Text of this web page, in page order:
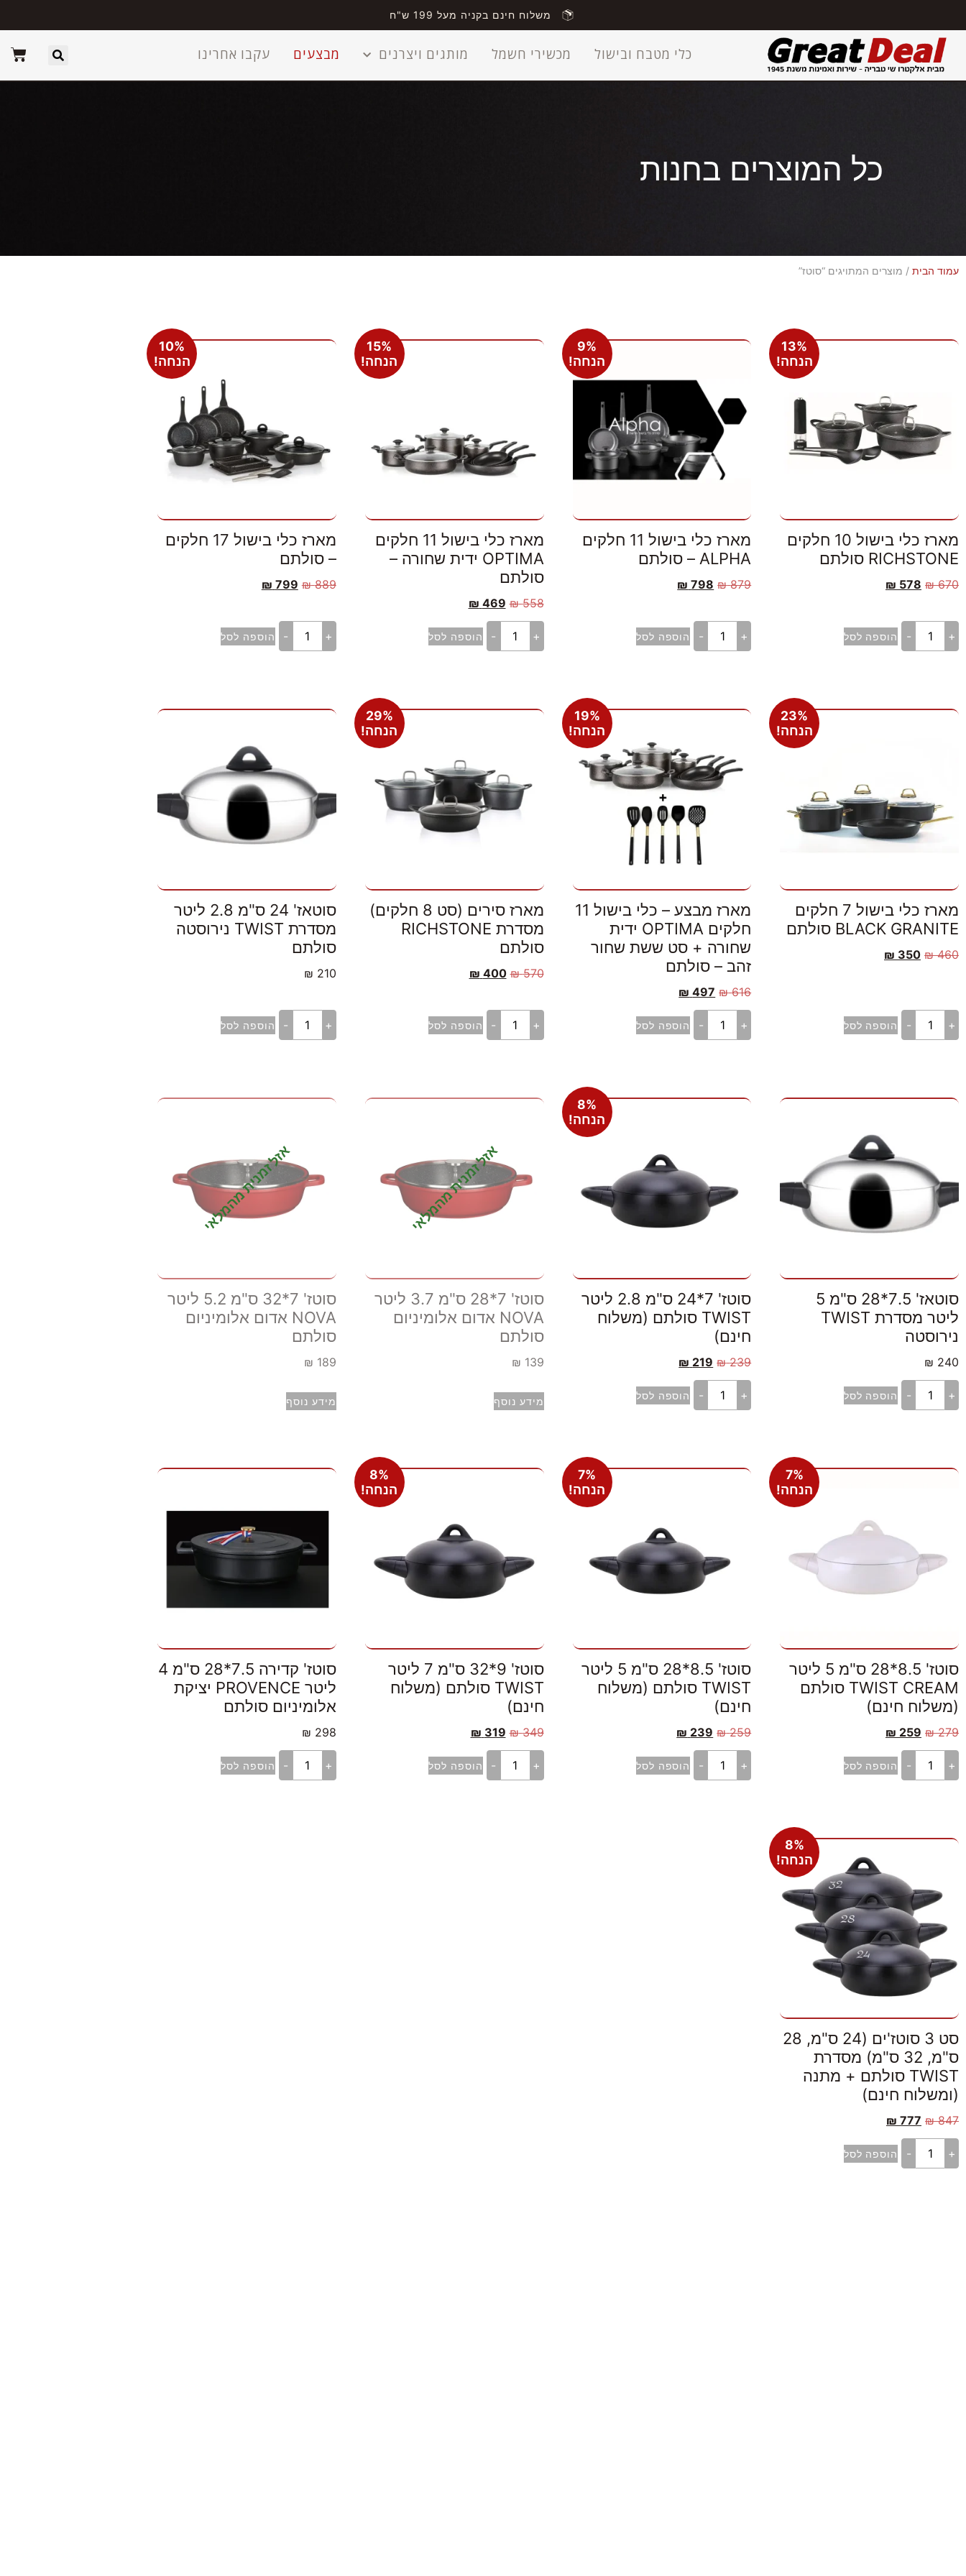
משלוח חינם בקניה מעל 199 ש"ח
כלי מטבח ובישול מכשירי חשמל מותגים ויצרנים מבצעים עקבו אחרינו
כל המוצרים בחנות
עמוד הבית / מוצרים המתויגים “סוטז”
13%
הנחה!
מארז כלי בישול 10 חלקים
RICHSTONE סולתם
670
₪
578
₪
+
- הוספה לסל
9%
הנחה!
מארז כלי בישול 11 חלקים
ALPHA – סולתם
879
₪
798
₪
+
- הוספה לסל
15%
הנחה!
מארז כלי בישול 11 חלקים
OPTIMA ידית שחורה –
סולתם
558
₪
469
₪
+
- הוספה לסל
10%
הנחה!
מארז כלי בישול 17 חלקים
– סולתם
889
₪
799
₪
+
- הוספה לסל
23%
הנחה!
מארז כלי בישול 7 חלקים
BLACK GRANITE סולתם
460
₪
350
₪
+
- הוספה לסל
19%
הנחה!
מארז מבצע – כלי בישול 11
חלקים OPTIMA ידית
שחורה + סט ששת שחור
זהב – סולתם
616
₪
497
₪
+
- הוספה לסל
29%
הנחה!
מארז סירים (סט 8 חלקים)
מסדרת RICHSTONE
סולתם
570
₪
400
₪
+
- הוספה לסל
סוטאז' 24 ס"מ 2.8 ליטר
מסדרת TWIST נירוסטה
סולתם
210
₪
+
- הוספה לסל
סוטאז' 7.5*28 ס"מ 5
ליטר מסדרת TWIST
נירוסטה
240
₪
+
- הוספה לסל
8%
הנחה!
סוטז' 7*24 ס"מ 2.8 ליטר
TWIST סולתם (משלוח
חינם)
239
₪
219
₪
+
- הוספה לסל
אזל זמנית מהמלאי
סוטז' 7*28 ס"מ 3.7 ליטר
NOVA אדום אלומיניום
סולתם
139
₪
מידע נוסף
אזל זמנית מהמלאי
סוטז' 7*32 ס"מ 5.2 ליטר
NOVA אדום אלומיניום
סולתם
189
₪
מידע נוסף
7%
הנחה!
סוטז' 8.5*28 ס"מ 5 ליטר
TWIST CREAM סולתם
(משלוח חינם)
279
₪
259
₪
+
- הוספה לסל
7%
הנחה!
סוטז' 8.5*28 ס"מ 5 ליטר
TWIST סולתם (משלוח
חינם)
259
₪
239
₪
+
- הוספה לסל
8%
הנחה!
סוטז' 9*32 ס"מ 7 ליטר
TWIST סולתם (משלוח
חינם)
349
₪
319
₪
+
- הוספה לסל
סוטז' קדירה 7.5*28 ס"מ 4
ליטר PROVENCE יציקת
אלומיניום סולתם
298
₪
+
- הוספה לסל
8%
הנחה!
סט 3 סוטז'ים (24 ס"מ, 28
ס"מ, 32 ס"מ) מסדרת
TWIST סולתם + מתנה
(ומשלוח חינם)
847
₪
777
₪
+
- הוספה לסל